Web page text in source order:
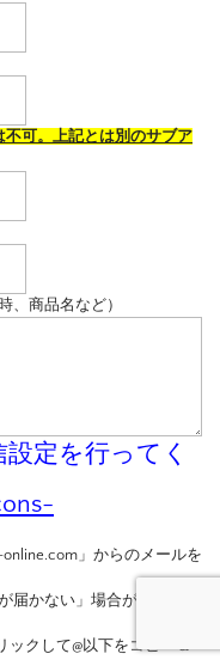
可。上記とは別のサブア
、商品名など）
設定を行ってく
」からのメールを
届かない」場合がございま
クして@以下をコピー＆